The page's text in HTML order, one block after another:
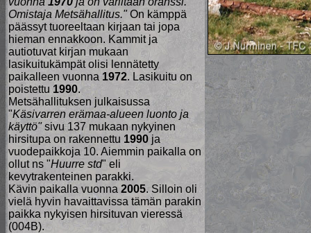
Omistaja Metsähallitus."On kämppä
päässyt tuoreeltaan kirjaan tai jopa
hieman ennakkoon. Kammit ja
autiotuvat kirjan mukaan
lasikuitukämpät olisi lennätetty
paikalleen vuonna 1972. Lasikuitu on
poistettu 1990.
Metsähallituksen julkaisussa
"Käsivarren erämaa-alueen luonto ja
käyttö"sivu 137 mukaan nykyinen
hirsitupa on rakennettu 1990 ja
vuodepaikkoja 10. Aiemmin paikalla on
ollut ns "Huurre std" eli
kevytrakenteinen parakki.
Kävin paikalla vuonna 2005. Silloin oli
vielä hyvin havaittavissa tämän parakin
paikka nykyisen hirsituvan vieressä
(004B).